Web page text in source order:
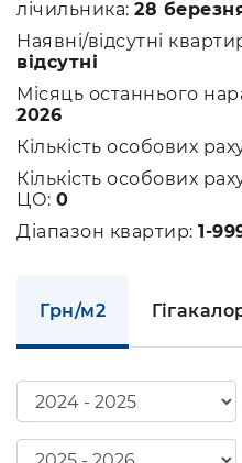
лічильника: 28
Наявні/відсутні
відсутні
Місяць останнього
2026
Кількість особових
Кількість особових
ЦО: 0
Діапазон квартир: 1-
Грн/м2